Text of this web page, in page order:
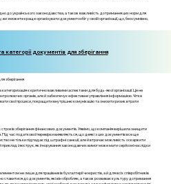
до українського законодавства, а також важливість дотримання цих норм для
зможете краще організувати документообіг у своїй організації, що, безсумнівно,
документів для зберігання
зберігання
є критично важливими аспектами для будь-якої організації. Це не
органів, але й забезпечує ефективне управління інформацією. Чітке
свої процеси, покращити внутрішню комунікацію та знизити ризик втрати
зберігання фінансових документів. Уявімо, що компанія вирішила знищити
час податкової перевірки виявляється, що деякі з цих документів все ще
не тільки підпадає під штрафні санкції, але й втрачає можливість оскаржити
ілюструє, як ігнорування законодавчих вимог може мати серйозні наслідки
не лише для працівників бухгалтерії чи юристів, а й для всіх співробітників
ставитися до документів, які він обробляє, а також розвиває культуру дотримання